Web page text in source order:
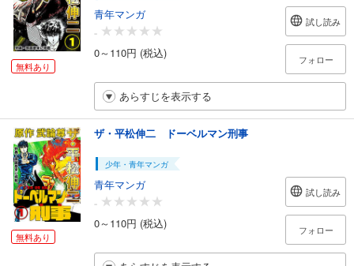
無料あり
青年マンガ
-
0～110円 (税込)
試し読み
フォロー
あらすじを表示する
無料あり
ザ・平松伸二 ドーベルマン刑事
少年・青年マンガ
青年マンガ
-
0～110円 (税込)
試し読み
フォロー